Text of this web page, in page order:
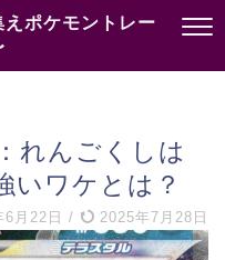
ポケモントレー
れんごくしは
いワケとは？
6月22日 / 2025年7月28日